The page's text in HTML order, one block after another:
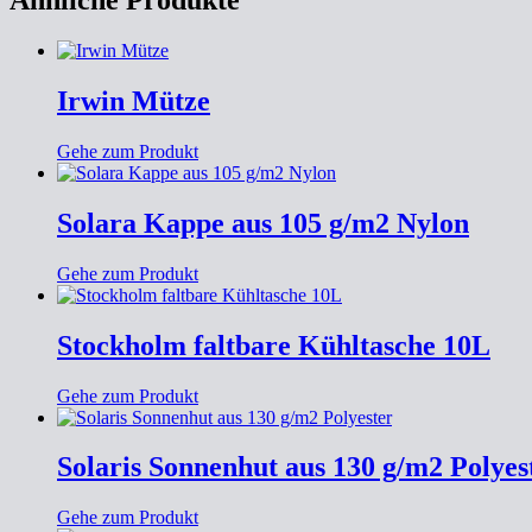
Irwin Mütze
Gehe zum Produkt
Solara Kappe aus 105 g/m2 Nylon
Gehe zum Produkt
Stockholm faltbare Kühltasche 10L
Gehe zum Produkt
Solaris Sonnenhut aus 130 g/m2
Gehe zum Produkt